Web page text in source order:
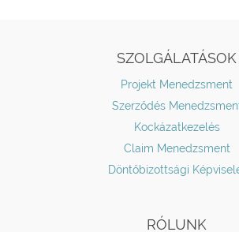
SZOLGÁLATÁSOK
Projekt Menedzsment
Szerződés
Kockázatkezelés
Claim Menedzsment
Döntőbizottsági
RÓLUNK